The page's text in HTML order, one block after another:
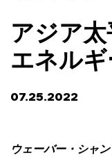
アジア
エネル
07.25.2022
ウェーバー・シャ